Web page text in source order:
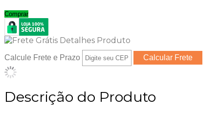
Comprar
Calcule Frete e Prazo
Descrição do Produto